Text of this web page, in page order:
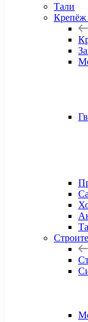
Тали
Крепёж